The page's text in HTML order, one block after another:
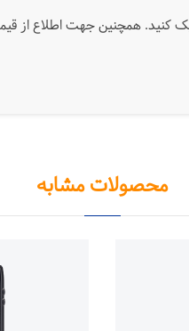
محصولات مشابه